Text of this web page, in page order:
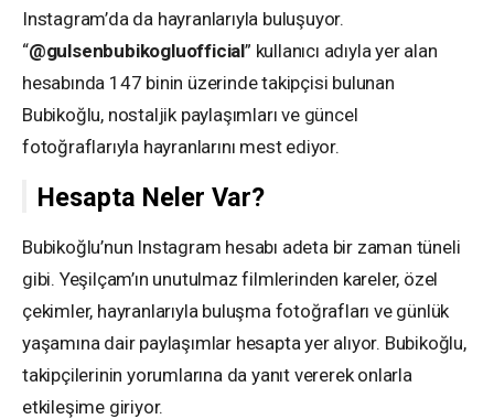
Instagram’da da hayranlarıyla buluşuyor.
“@gulsenbubikogluofficial” kullanıcı adıyla yer alan
hesabında 147 binin üzerinde takipçisi bulunan
Bubikoğlu, nostaljik paylaşımları ve güncel
fotoğraflarıyla hayranlarını mest ediyor.
Hesapta Neler Var?
Bubikoğlu’nun Instagram hesabı adeta bir zaman tüneli
gibi. Yeşilçam’ın unutulmaz filmlerinden kareler, özel
çekimler, hayranlarıyla buluşma fotoğrafları ve günlük
yaşamına dair paylaşımlar hesapta yer alıyor. Bubikoğlu,
takipçilerinin yorumlarına da yanıt vererek onlarla
etkileşime giriyor.